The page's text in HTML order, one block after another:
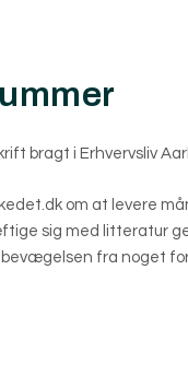
bragt i Erhvervsliv
om at levere
sig med litteratur
fra noget